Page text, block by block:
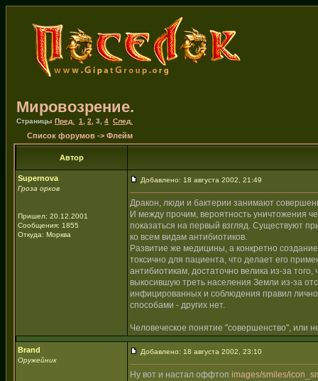
Мировозрение.
Страницы Пред. 1 2 3 4 След.
Список форумов -> Флейм
Автор
Supernova
Гроза орков
Пришел: 20.12.2001
Сообщения: 1855
Откуда: Морква
Добавлено: 18 августа 2002, 21:49
Дракон, люди и бактерии занимают
И между прочим, вероятность уничтожения
показаться на первый взгляд. Существуют
ко всем видам антибиотиков.
Развитие же медицины, а конкретно
токсично для пациента, что делает его
антибиотикам, достаточно велика из-за
выкосившую треть населения Земли из-за
инфицированных и соблюдения правил
способами - других нет.
Человеческое понятие "совершенство", или
Brand
Оружейник
Добавлено: 18 августа 2002, 23:10
Ну вот и настал оффтоп images/smiles/